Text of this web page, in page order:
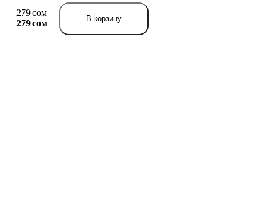
279 сом
279 сом
В корзину